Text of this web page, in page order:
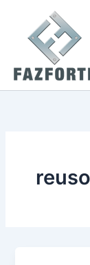
conteúdo